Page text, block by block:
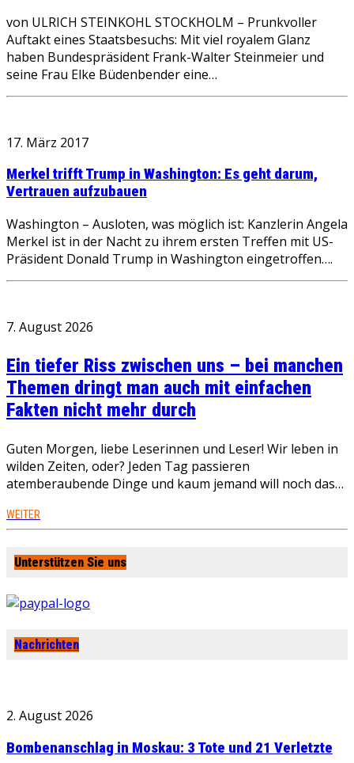
von ULRICH STEINKOHL STOCKHOLM – Prunkvoller
Auftakt eines Staatsbesuchs: Mit viel royalem Glanz
haben Bundespräsident Frank-Walter Steinmeier und
seine Frau Elke Büdenbender eine…
17. März 2017
Merkel trifft Trump in Washington: Es geht darum,
Vertrauen aufzubauen
Washington – Ausloten, was möglich ist: Kanzlerin Angela
Merkel ist in der Nacht zu ihrem ersten Treffen mit US-
Präsident Donald Trump in Washington eingetroffen….
7. August 2026
Ein tiefer Riss zwischen uns – bei manchen
Themen dringt man auch mit einfachen
Fakten nicht mehr durch
Guten Morgen, liebe Leserinnen und Leser! Wir leben in
wilden Zeiten, oder? Jeden Tag passieren
atemberaubende Dinge und kaum jemand will noch das…
WEITER
Unterstützen Sie uns
Nachrichten
2. August 2026
Bombenanschlag in Moskau: 3 Tote und 21 Verletzte